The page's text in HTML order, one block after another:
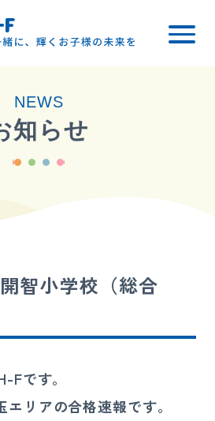
て
れ
せ
NEWS
知らせ
小学校（総合
Fです。
リアの合格速報です。